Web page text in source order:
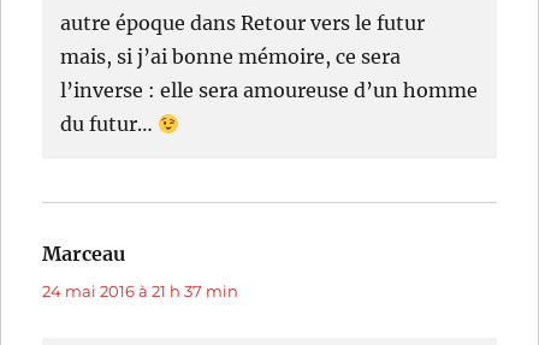
autre époque dans Retour vers le futur
mais, si j’ai bonne mémoire, ce sera
l’inverse : elle sera amoureuse d’un homme
du futur…
Marceau
24 mai 2016 à 21 h 37 min